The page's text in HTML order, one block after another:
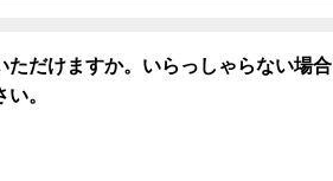
ただけますか。いらっしゃらない場合
。